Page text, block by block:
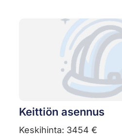
Keittiön asennus
Keskihinta: 3454 €